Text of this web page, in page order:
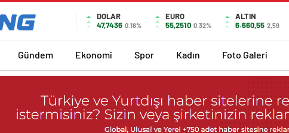
DOLAR
47,7436 0.18%
EURO
55,2510 0.32%
ALTIN
6.660,55 2,59
Gündem Ekonomi Spor Kadın Foto Galeri